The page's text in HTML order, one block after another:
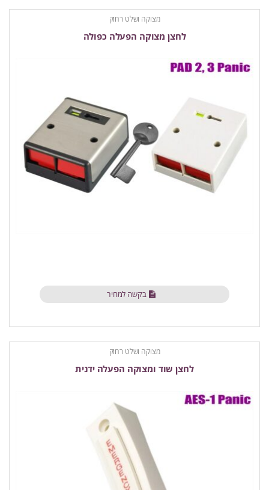
מצוקה ושלט רחוק
לחצן מצוקה הפעלה כפולה
בקשה למחיר
מצוקה ושלט רחוק
לחצן שוד ומצוקה הפעלה ידנית